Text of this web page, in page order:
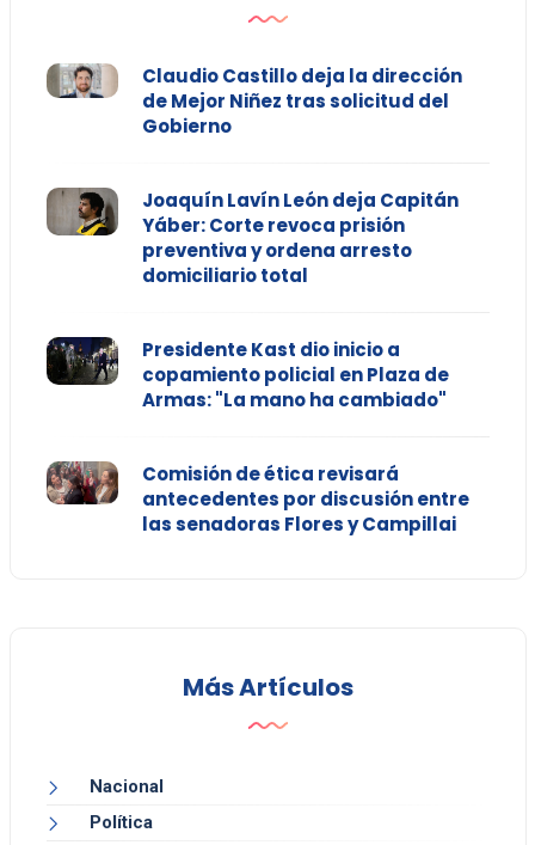
Claudio Castillo deja la dirección
de Mejor Niñez tras solicitud del
Gobierno
Joaquín Lavín León deja Capitán
Yáber: Corte revoca prisión
preventiva y ordena arresto
domiciliario total
Presidente Kast dio inicio a
copamiento policial en Plaza de
Armas: "La mano ha cambiado"
Comisión de ética revisará
antecedentes por discusión entre
las senadoras Flores y Campillai
Más Artículos
Nacional
Política